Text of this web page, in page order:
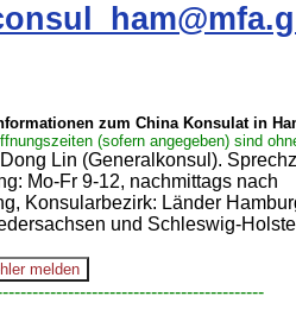
zum China Konsulat in
(sofern angegeben) sind
Lin (Generalkonsul).
Mo-Fr 9-12, nachmittags nach
Konsularbezirk: Länder
und Schleswig-